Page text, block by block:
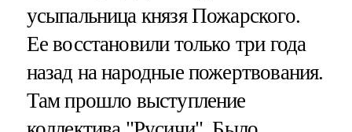
усыпальница князя Пожарского.
Ее восстановили только три года
назад на народные пожертвования.
Там прошло выступление